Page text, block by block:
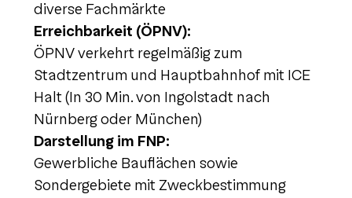
diverse Fachmärkte
Erreichbarkeit (ÖPNV):
ÖPNV verkehrt regelmäßig zum
Stadtzentrum und Hauptbahnhof mit ICE
Halt (In 30 Min. von Ingolstadt nach
Nürnberg oder München)
Darstellung im FNP:
Gewerbliche Bauflächen sowie
Sondergebiete mit Zweckbestimmung